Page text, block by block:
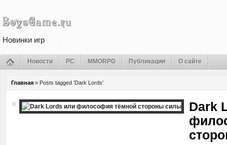
Новинки игр
Новости PC MMORPG Публикации О сайте
Главная » Posts tagged 'Dark Lords'
Dark